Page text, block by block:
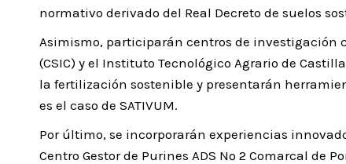
normativo derivado del Real Decreto de suelos
Asimismo, participarán centros de investigación
(CSIC) y el Instituto Tecnológico Agrario de
la fertilización sostenible y presentarán
es el caso de SATIVUM.
Por último, se incorporarán experiencias
Centro Gestor de Purines ADS Nº 2 Comarcal de